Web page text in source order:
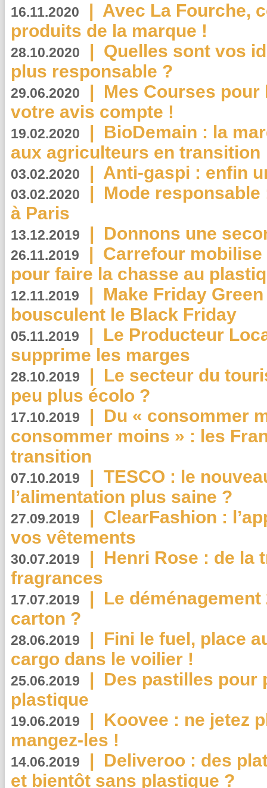
16.11.2020 | Avec La Fourche,
produits de la marque !
28.10.2020 | Quelles sont vos
plus responsable ?
29.06.2020 | Mes Courses pour
votre avis compte !
19.02.2020 | BioDemain : la
aux agriculteurs en transition
03.02.2020 | Anti-gaspi : enfin
03.02.2020 | Mode
à Paris
13.12.2019 | Donnons une
26.11.2019 | Carrefour
pour faire la chasse au
12.11.2019 | Make Friday
bousculent le Black Friday
05.11.2019 | Le Producteur
supprime les marges
28.10.2019 | Le secteur du
peu plus écolo ?
17.10.2019 | Du « consommer
consommer moins » : les
transition
07.10.2019 | TESCO : le
l’alimentation plus saine ?
27.09.2019 | ClearFashion :
vos vêtements
30.07.2019 | Henri Rose : de la
fragrances
17.07.2019 | Le
carton ?
28.06.2019 | Fini le fuel, place
cargo dans le voilier !
25.06.2019 | Des pastilles pour
plastique
19.06.2019 | Koovee : ne jetez
mangez-les !
14.06.2019 | Deliveroo : des
et bientôt sans plastique ?